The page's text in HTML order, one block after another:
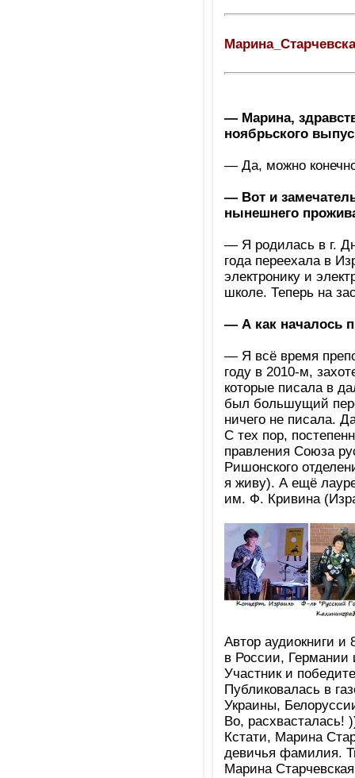
— Марина,
ноябрьского
— Да, можно
— Вот и
нынешнего
— Я родилась в г.
года переехала в
электронику и
школе. Теперь на
— А как началось
— Я всё время
году в 2010-м,
которые писала в
был большущий
ничего не писала.
С тех пор,
правления Союза
Ришонского
я живу). А ещё
им. Ф. Кривина
Автор аудиокниги и
в России, Германии
Участник и
Публиковалась в
Украины,
Во, расхвасталась!
Кстати, Марина
девичья фамилия.
Марина